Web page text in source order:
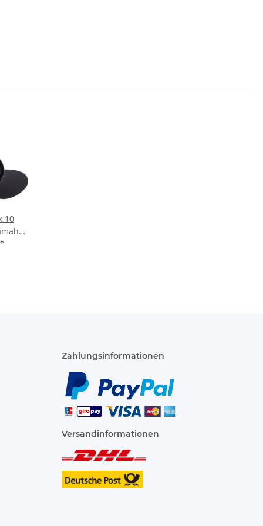
10
mit
*
Zahlungsinformationen
Versandinformationen